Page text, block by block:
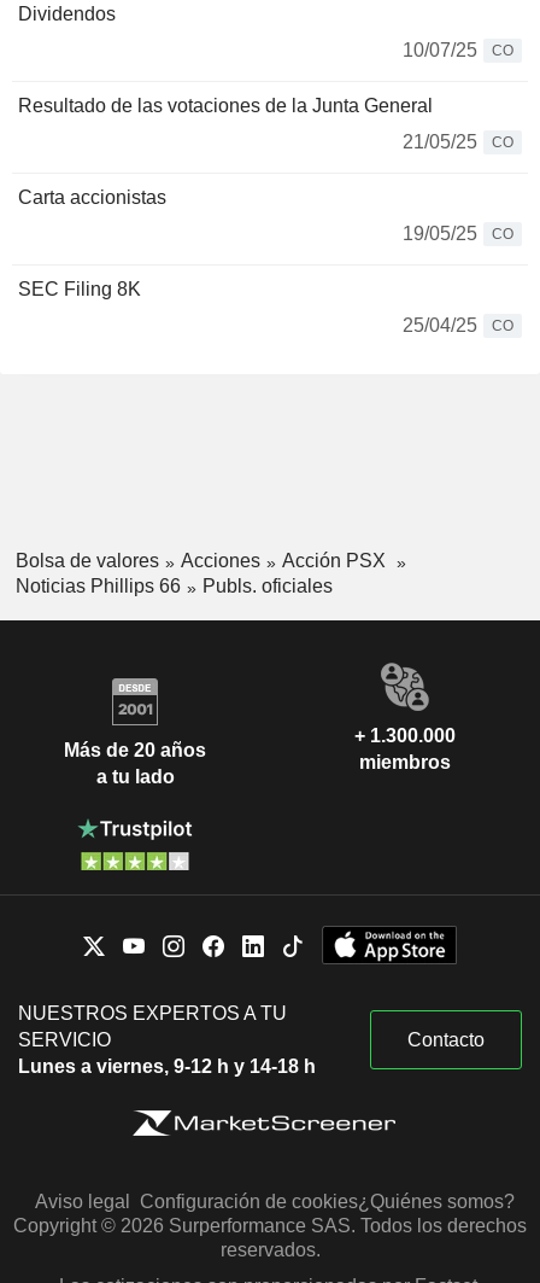
Dividendos
10/07/25
CO
Resultado de las votaciones de la Junta General
21/05/25
CO
Carta accionistas
19/05/25
CO
SEC Filing 8K
25/04/25
CO
Bolsa de valores Acciones
Acción PSX
Noticias Phillips 66
Publs. oficiales
Más de 20 años
a tu lado
+ 1.300.000
miembros
NUESTROS EXPERTOS A TU
SERVICIO
Lunes a viernes, 9-12 h y 14-18 h
Contacto
Aviso legal Configuración de cookies¿Quiénes somos?
Copyright © 2026 Surperformance SAS. Todos los derechos
reservados.